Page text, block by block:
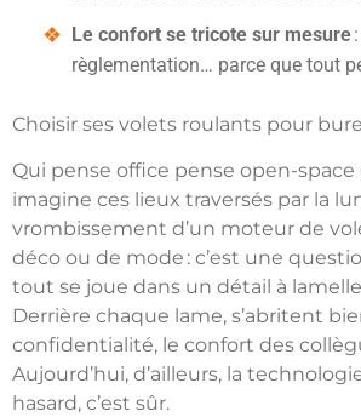
Le confort se tricote sur mesure
règlementation… parce que tout
Choisir ses volets roulants pour
Qui pense office pense open-
imagine ces lieux traversés par la
vrombissement d’un moteur de
déco ou de mode : c’est une
tout se joue dans un détail à
Derrière chaque lame, s’abritent
confidentialité, le confort des
Aujourd’hui, d’ailleurs, la
hasard, c’est sûr.